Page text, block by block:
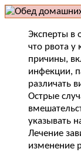
Эксперты в
что рвота
причины,
инфекции,
различать
Острые
указывать
Лечение
изменение